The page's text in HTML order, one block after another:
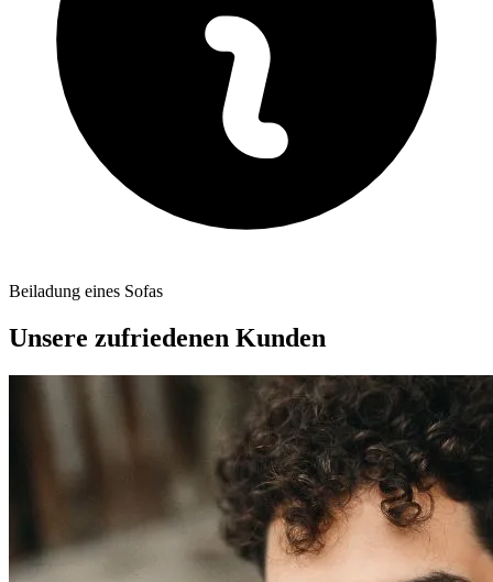
Beiladung eines Sofas
Unsere zufriedenen Kunden